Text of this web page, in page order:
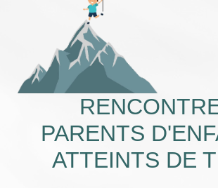
PARENTS
ATTEINTS DE